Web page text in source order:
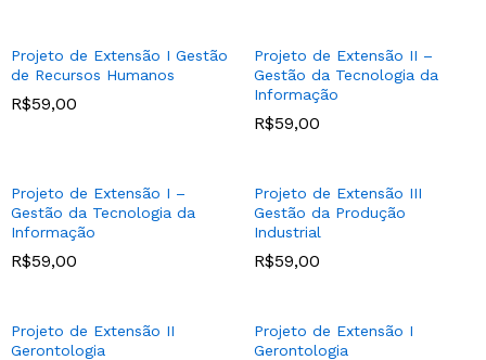
Projeto de Extensão I Gestão
de Recursos Humanos
R$59,00
Projeto de Extensão II –
Gestão da Tecnologia da
Informação
R$59,00
Projeto de Extensão I –
Gestão da Tecnologia da
Informação
R$59,00
Projeto de Extensão III
Gestão da Produção
Industrial
R$59,00
Projeto de Extensão II
Gerontologia
Projeto de Extensão I
Gerontologia